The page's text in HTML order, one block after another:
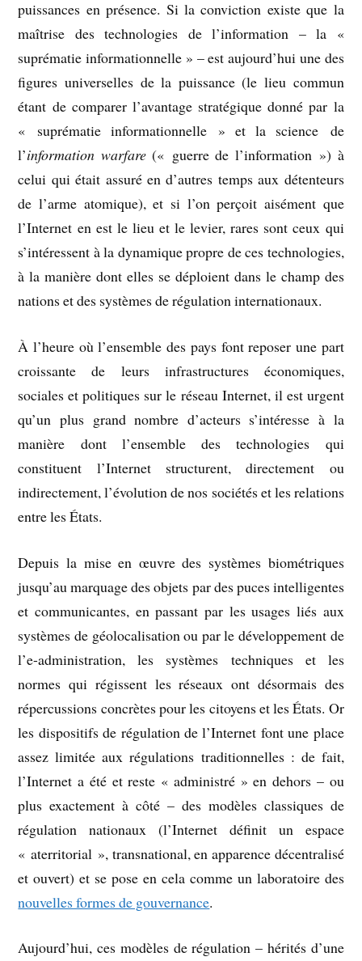
puissances en présence. Si la conviction existe que la
maîtrise des technologies de l’information – la «
suprématie informationnelle » – est aujourd’hui une des
figures universelles de la puissance (le lieu commun
étant de comparer l’avantage stratégique donné par la
« suprématie informationnelle » et la science de
l’information warfare(« guerre de l’information ») à
celui qui était assuré en d’autres temps aux détenteurs
de l’arme atomique), et si l’on perçoit aisément que
l’Internet en est le lieu et le levier, rares sont ceux qui
s’intéressent à la dynamique propre de ces technologies,
à la manière dont elles se déploient dans le champ des
nations et des systèmes de régulation internationaux.
À l’heure où l’ensemble des pays font reposer une part
croissante de leurs infrastructures économiques,
sociales et politiques sur le réseau Internet, il est urgent
qu’un plus grand nombre d’acteurs s’intéresse à la
manière dont l’ensemble des technologies qui
constituent l’Internet structurent, directement ou
indirectement, l’évolution de nos sociétés et les relations
entre les États.
Depuis la mise en œuvre des systèmes biométriques
jusqu’au marquage des objets par des puces intelligentes
et communicantes, en passant par les usages liés aux
systèmes de géolocalisation ou par le développement de
l’e-administration, les systèmes techniques et les
normes qui régissent les réseaux ont désormais des
répercussions concrètes pour les citoyens et les États. Or
les dispositifs de régulation de l’Internet font une place
assez limitée aux régulations traditionnelles : de fait,
l’Internet a été et reste « administré » en dehors – ou
plus exactement à côté – des modèles classiques de
régulation nationaux (l’Internet définit un espace
« aterritorial », transnational, en apparence décentralisé
et ouvert) et se pose en cela comme un laboratoire des
nouvelles formes de gouvernance.
Aujourd’hui, ces modèles de régulation – hérités d’une